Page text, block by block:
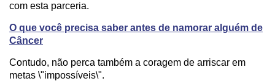
com esta parceria.
O que você precisa saber antes de namorar alguém de
Câncer
Contudo, não perca também a coragem de arriscar em
metas \"impossíveis\".